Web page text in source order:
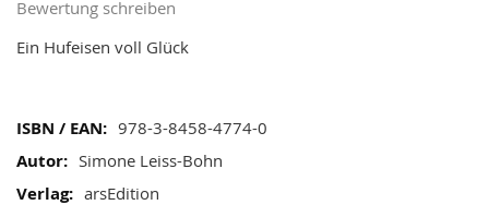
Bewertung schreiben
Ein Hufeisen voll Glück
Mehr
Informationen
978-3-8458-4774-0
Simone Leiss-Bohn
arsEdition
the
images